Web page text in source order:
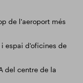
de l'aeroport més
espai d'oficines de
del centre de la